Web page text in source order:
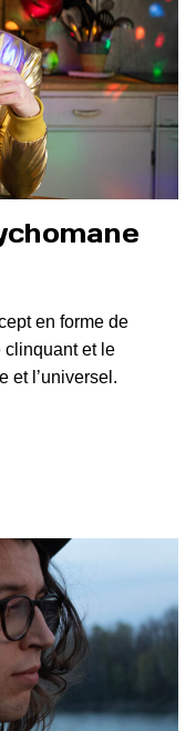
en forme de
clinquant et le
et l’universel.